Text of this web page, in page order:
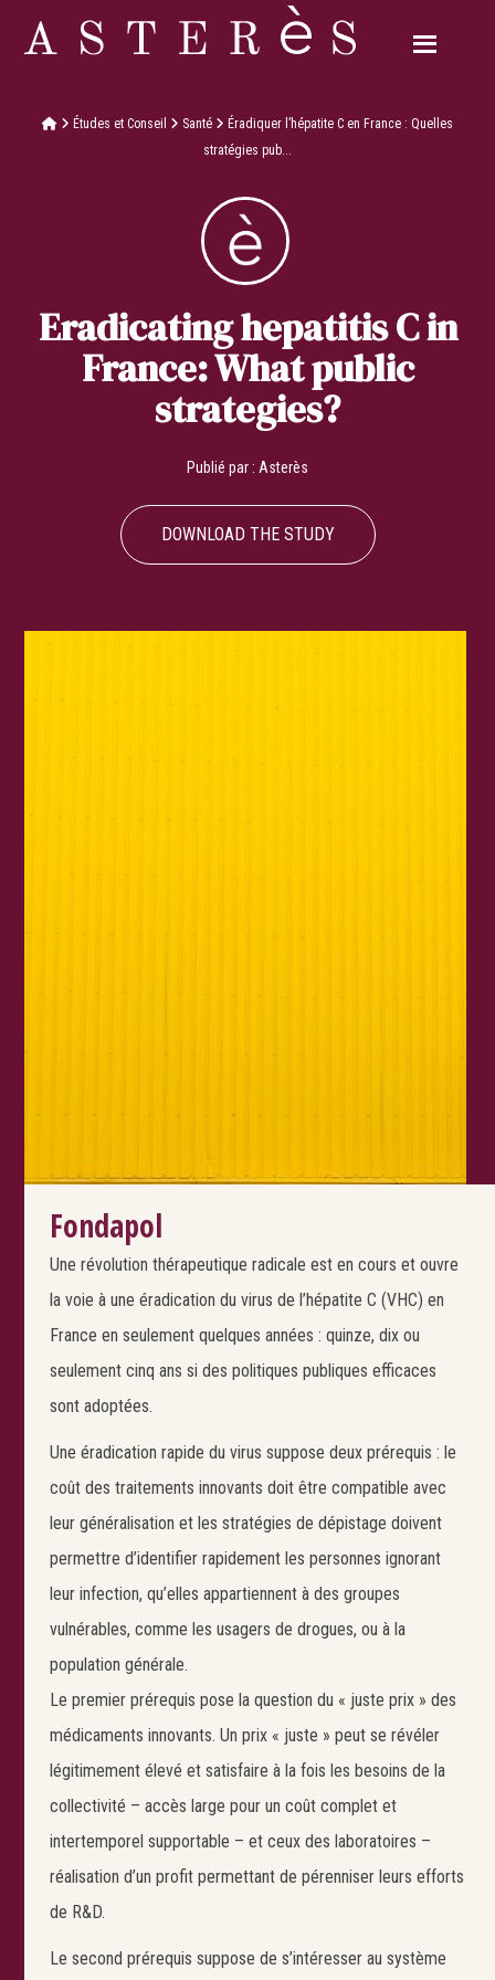
Études et Conseil Santé
Éradiquer l’hépatite C en France : Quelles
stratégies pub...
Eradicating hepatitis C in
France: What public
strategies?
Publié par : Asterès
DOWNLOAD THE STUDY
Fondapol
Une révolution thérapeutique radicale est en cours et ouvre
la voie à une éradication du virus de l’hépatite C (VHC) en
France en seulement quelques années : quinze, dix ou
seulement cinq ans si des politiques publiques efficaces
sont adoptées.
Une éradication rapide du virus suppose deux prérequis : le
coût des traitements innovants doit être compatible avec
leur généralisation et les stratégies de dépistage doivent
permettre d’identifier rapidement les personnes ignorant
leur infection, qu’elles appartiennent à des groupes
vulnérables, comme les usagers de drogues, ou à la
population générale.
Le premier prérequis pose la question du « juste prix » des
médicaments innovants. Un prix « juste » peut se révéler
légitimement élevé et satisfaire à la fois les besoins de la
collectivité – accès large pour un coût complet et
intertemporel supportable – et ceux des laboratoires –
réalisation d’un profit permettant de pérenniser leurs efforts
de R&D.
Le second prérequis suppose de s’intéresser au système